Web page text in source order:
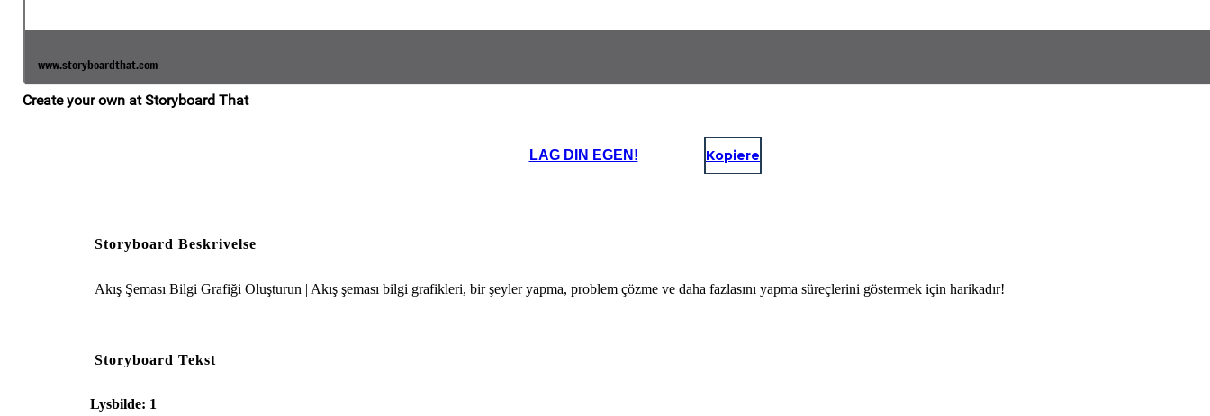
LAG DIN EGEN! Kopiere
Storyboard Beskrivelse
Akış Şeması Bilgi Grafiği Oluşturun | Akış şeması bilgi grafikleri, bir şeyler yapma, problem çözme ve daha fazlasını yapma süreçlerini göstermek için harikadır!
Storyboard Tekst
Lysbilde: 1